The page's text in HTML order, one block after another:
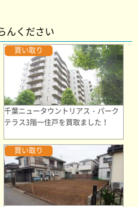
んください
買い取り
千葉ニュータウントリアス・パーク
テラス3階一住戸を買取ました！
買い取り